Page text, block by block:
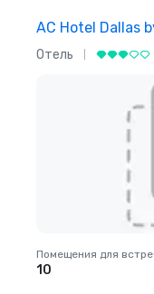
AC Hotel Dallas
Отель
Removed from
Помещения для
10